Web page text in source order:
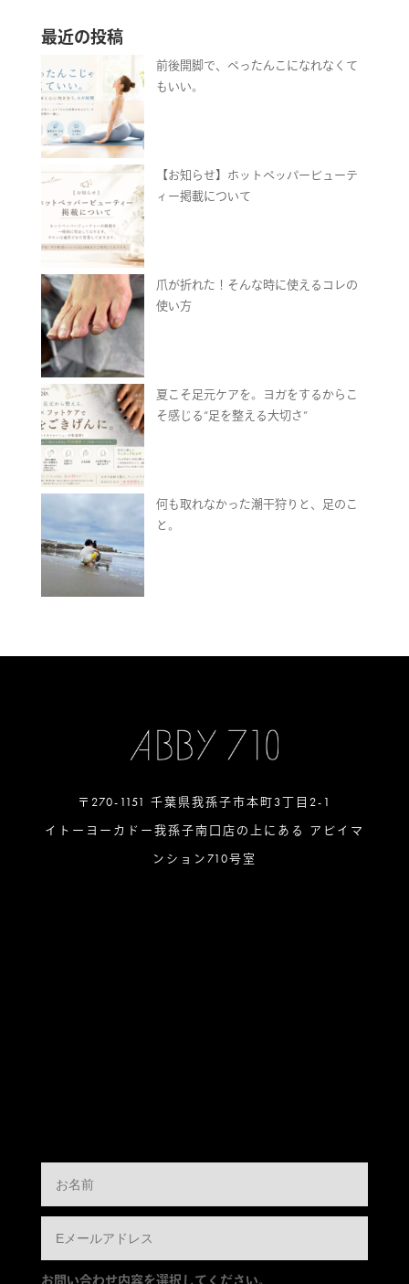
最近の投稿
前後開脚で、ぺったんこになれなくて
もいい。
【お知らせ】ホットペッパービューテ
ィー掲載について
爪が折れた！そんな時に使えるコレの
使い方
夏こそ足元ケアを。ヨガをするからこ
そ感じる“足を整える大切さ”
何も取れなかった潮干狩りと、足のこ
と。
〒270-1151 千葉県我孫子市本町3丁目2-1
イトーヨーカドー我孫子南口店の上にある アビイマ
ンション710号室
お問い合わせ内容を選択してください。